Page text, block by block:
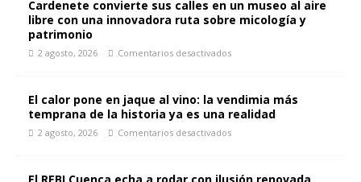
Cardenete convierte sus calles en un museo al aire
libre con una innovadora ruta sobre micología y
patrimonio
2 agosto, 2026 Comentarios desactivados
El calor pone en jaque al vino: la vendimia más
temprana de la historia ya es una realidad
2 agosto, 2026 Comentarios desactivados